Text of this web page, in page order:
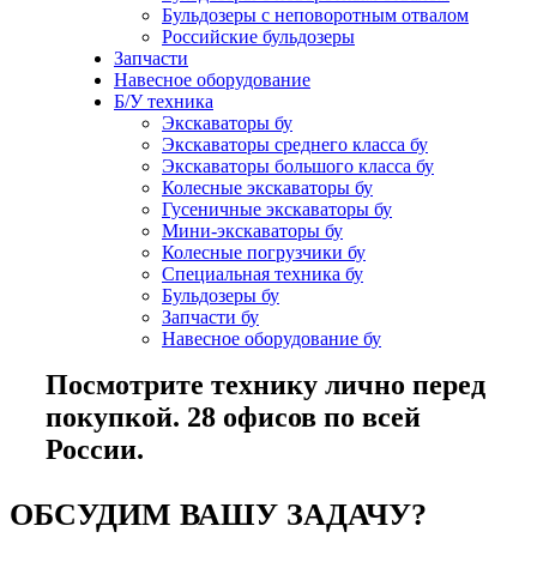
Бульдозеры с неповоротным отвалом
Российские бульдозеры
Запчасти
Навесное оборудование
Б/У техника
Экскаваторы бу
Экскаваторы среднего класса бу
Экскаваторы большого класса бу
Колесные экскаваторы бу
Гусеничные экскаваторы бу
Мини-экскаваторы бу
Колесные погрузчики бу
Специальная техника бу
Бульдозеры бу
Запчасти бу
Навесное оборудование бу
Посмотрите технику лично перед
покупкой. 28 офисов по всей
России.
ОБСУДИМ ВАШУ ЗАДАЧУ?